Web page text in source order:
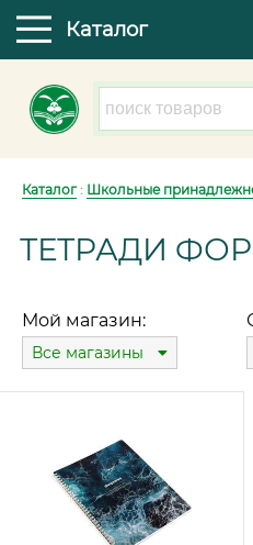
Каталог
Каталог: Школьные
ТЕТРАДИ
Мой магазин:
Все магазины